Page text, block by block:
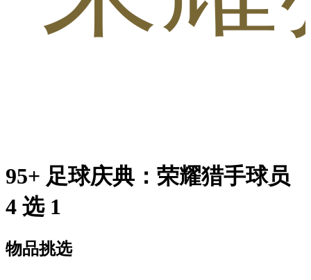
95+ 足球庆典：荣耀猎手球员
4 选 1
物品挑选